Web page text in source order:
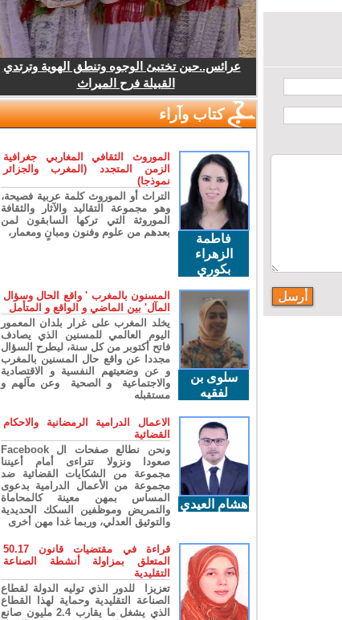
عرائس..حين تختبئ الوجوه وتنطق الهوية وترتدي
القبيلة فرح الميراث
كتاب وآراء
فاطمة
الزهراء
بكوري
الموروث الثقافي المغاربي جغرافية
الزمن المتجدد (المغرب والجزائر
نموذجا)
التراث أو الموروث كلمة عربية فصيحة،
وهو مجموعة التقاليد والآثار والثقافة
الموروثة التي تركها السابقون لمن
بعدهم من علوم وفنون ومبانٍ ومعمار،
سلوى بن
لفقيه
المسنون بالمغرب ' واقع الحال وسؤال
المآل' بين الماضي و الواقع و المتأمل
يخلد المغرب على غرار بلدان المعمور
اليوم العالمي للمسنين الذي يصادف
فاتح أكتوبر من كل سنة، ليطرح السؤال
مجددا عن واقع حال المسنين بالمغرب
و عن وضعيتهم النفسية و الاقتصادية
والاجتماعية و الصحية وعن مآلهم و
مستقبله
هشام العيدي
الاعمال الدرامية الرمضانية والاحكام
القضائية
ونحن نطالع صفحات ال Facebook
صعودا ونزولا تتراءى أمام أعيننا
مجموعة من الشكايات القضائية ضد
مجموعة من الأعمال الدرامية بدعوى
المساس بمهن معينة كالمحاماة
والتمريض وموظفين السكك الحديدية
والتوثيق العدلي، وربما غدا مهن أخرى
قراءة في مقتضيات قانون 50.17
المتعلق بمزاولة أنشطة الصناعة
التقليدية
تعزيزا للدور الذي توليه الدولة لقطاع
الصناعة التقليدية وحماية لهذا القطاع
الذي يشغل ما يقارب 2.4 مليون صانع